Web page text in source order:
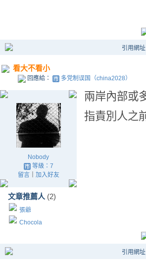
引用網
看大不看小
回應給： 多党制误国（china2028）
Nobody
等級：7
留言｜ 加入好友
文章推薦人 (2)
張爺
Chocola
兩岸內部或
指責別人之
引用網